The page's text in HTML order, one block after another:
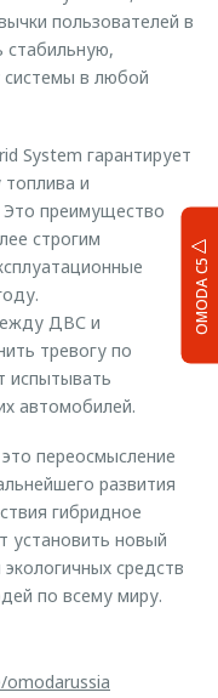
OMODA C5
пользователей в
стабильную,
в любой
System гарантирует
и
Это преимущество
строгим
ДВС и
тревогу по
испытывать
автомобилей.
переосмысление
развития
гибридное
установить новый
средств
по всему миру.